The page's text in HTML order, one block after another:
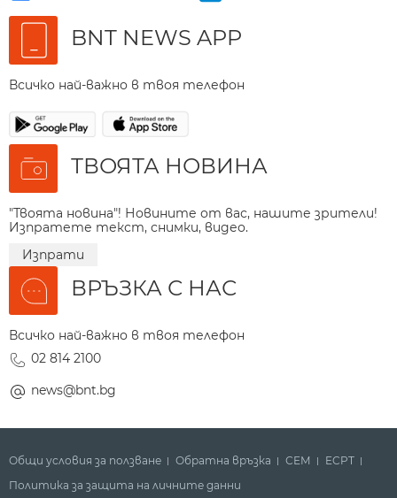
BNT NEWS APP
Всичко най-важно в твоя телефон
ТВОЯТА НОВИНА
"Твоята новина"! Новините от вас, нашите зрители!
Изпратете текст, снимки, видео.
Изпрати
ВРЪЗКА С НАС
Всичко най-важно в твоя телефон
02 814 2100
news@bnt.bg
Общи условия за ползване Обратна връзка СЕМ
ECPT
Политика за защита на личните данни